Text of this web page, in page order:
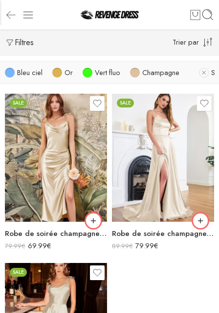
Filtres Trier par
Bleu ciel Or Vert fluo Champagne S
SALE
Robe de soirée champagne en satin col bénitier mi longue fendue à bretelles sans manches
79.99€ 69.99€
SALE
Robe de soirée champagne en satin décolleté carré longue fendue sirène
89.99€ 79.99€
SALE